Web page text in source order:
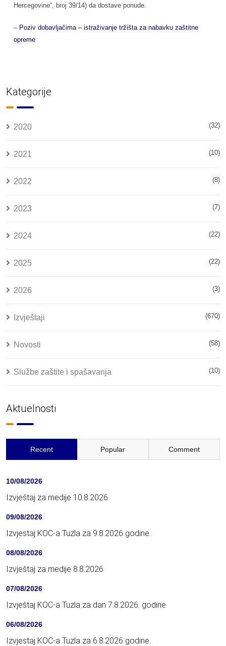
Hercegovine“, broj 39/14) da dostave ponude.
– Poziv dobavljačima – istraživanje tržišta za nabavku zaštitne
opreme
Kategorije
2020 (32)
2021 (10)
2022 (8)
2023 (7)
2024 (22)
2025 (22)
2026 (3)
Izvještaji (670)
Novosti (58)
Službe zaštite i spašavanja (10)
Aktuelnosti
Recent Popular Comment
10/08/2026
Izvještaj za medije 10.8.2026
09/08/2026
Izvjestaj KOC-a Tuzla za 9.8.2026 godine.
08/08/2026
Izvještaj za medije 8.8.2026
07/08/2026
Izvještaj KOC-a Tuzla za dan 7.8.2026. godine
06/08/2026
Izvjestaj KOC-a Tuzla za 6.8.2026 godine.